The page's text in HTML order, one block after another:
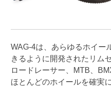
WAG-4は、あらゆるホイー
きるように開発されたリム
ロードレーサー、MTB、
ほとんどのホイールを確実